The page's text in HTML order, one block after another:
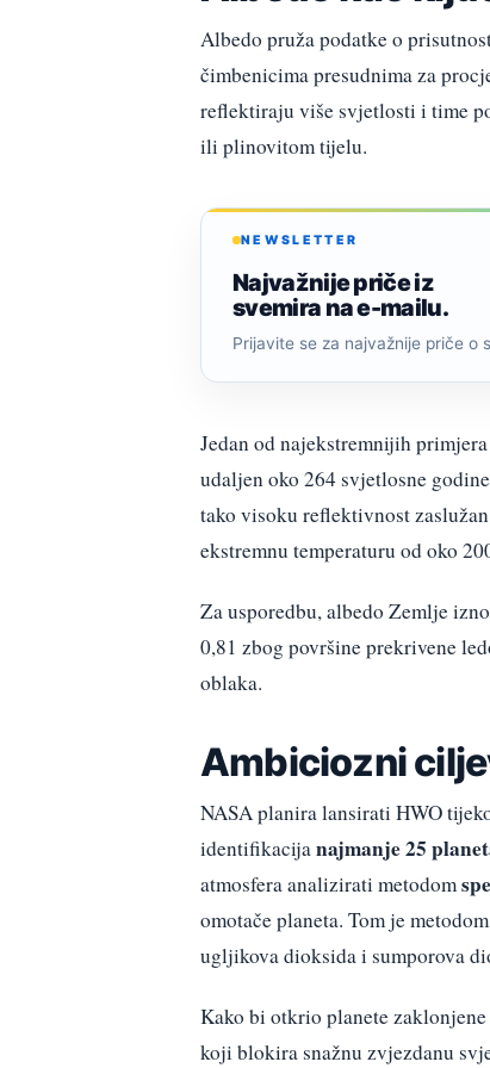
Albedo pruža podatke o
čimbenicima presudnima za
reflektiraju više svjetlosti i time
ili plinovitom tijelu.
NEWSLETTER
Najvažnije priče iz
svemira na e-mailu.
Prijavite se za najvažnije priče o
Jedan od najekstremnijih
udaljen oko 264 svjetlosne
tako visoku reflektivnost
ekstremnu temperaturu od oko
Za usporedbu, albedo Zemlje
0,81 zbog površine prekrivene
oblaka.
Ambiciozni
NASA planira lansirati HWO
identifikacijanajmanje 25
atmosfera analizirati metodom
omotače planeta. Tom je
ugljikova dioksida i sumporova
Kako bi otkrio planete
koji blokira snažnu zvjezdanu